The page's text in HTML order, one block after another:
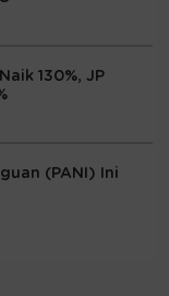
130%, JP
(PANI) Ini